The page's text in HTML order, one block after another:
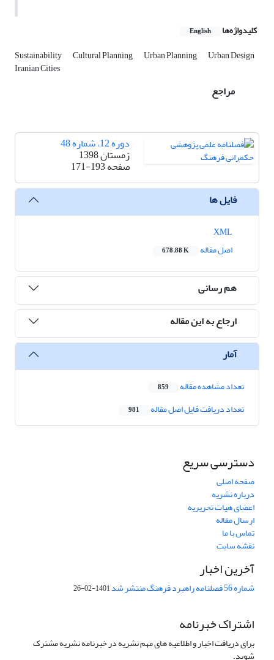
کلیدواژه‌ها English
Sustainability Cultural Planning Urban Planning Urban Design
Iranian Cities
مراجع
دوره 12، شماره 48
زمستان 1398
صفحه171-193
فایل ها
اصل مقاله
678.88 K
هم رسانی
ارجاع به این مقاله
آمار
تعداد مشاهده مقاله 859
تعداد دریافت فایل اصل مقاله 981
دسترسی سریع
صفحه اصلی
درباره نشریه
اعضای هیات تحریریه
ارسال مقاله
تماس با ما
نقشه سایت
آخرین اخبار
شماره 56 فصلنامه راهبرد فرهنگ منتشر شد 1401-02-26
اشتراک خبرنامه
برای دریافت اخبار و اطلاعیه های مهم نشریه در خبرنامه نشریه مشترک
شوید.